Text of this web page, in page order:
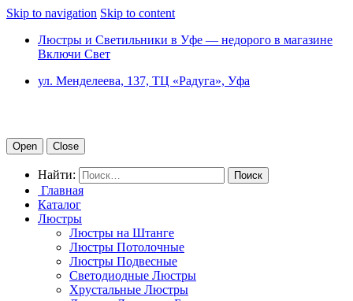
Skip to navigation Skip to content
Люстры и Светильники в Уфе — недорого в магазине
Включи Свет
ул. Менделеева, 137, ТЦ «Радуга», Уфа
Open Close
Найти:
Главная
Каталог
Люстры
Люстры на Штанге
Люстры Потолочные
Люстры Подвесные
Светодиодные Люстры
Хрустальные Люстры